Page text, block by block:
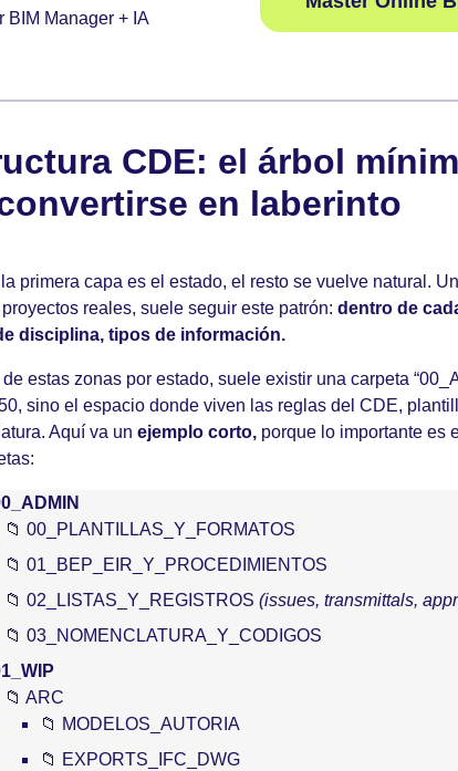
CDE: el árbol
en laberinto
primera capa es el estado, el resto se vuelve natural.
reales, suele seguir este patrón: dentro de
disciplina, tipos de información.
estas zonas por estado, suele existir una carpeta
sino el espacio donde viven las reglas del CDE,
Aquí va un ejemplo corto,porque lo importante es
📁 00_PLANTILLAS_Y_FORMATOS
📁 01_BEP_EIR_Y_PROCEDIMIENTOS
📁 02_LISTAS_Y_REGISTROS (issues, transmittals,
📁 03_NOMENCLATURA_Y_CODIGOS
📁 ARC
📁 MODELOS_AUTORIA
📁 EXPORTS_IFC_DWG